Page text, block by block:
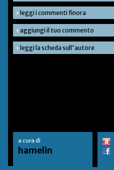
› leggi i commenti finora
› aggiungi il tuo commento
› leggi la scheda sull'autore
a cura di
hamelin